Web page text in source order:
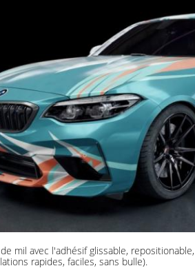
mil avec l'adhésif glissable,
rapides, faciles, sans bulle).